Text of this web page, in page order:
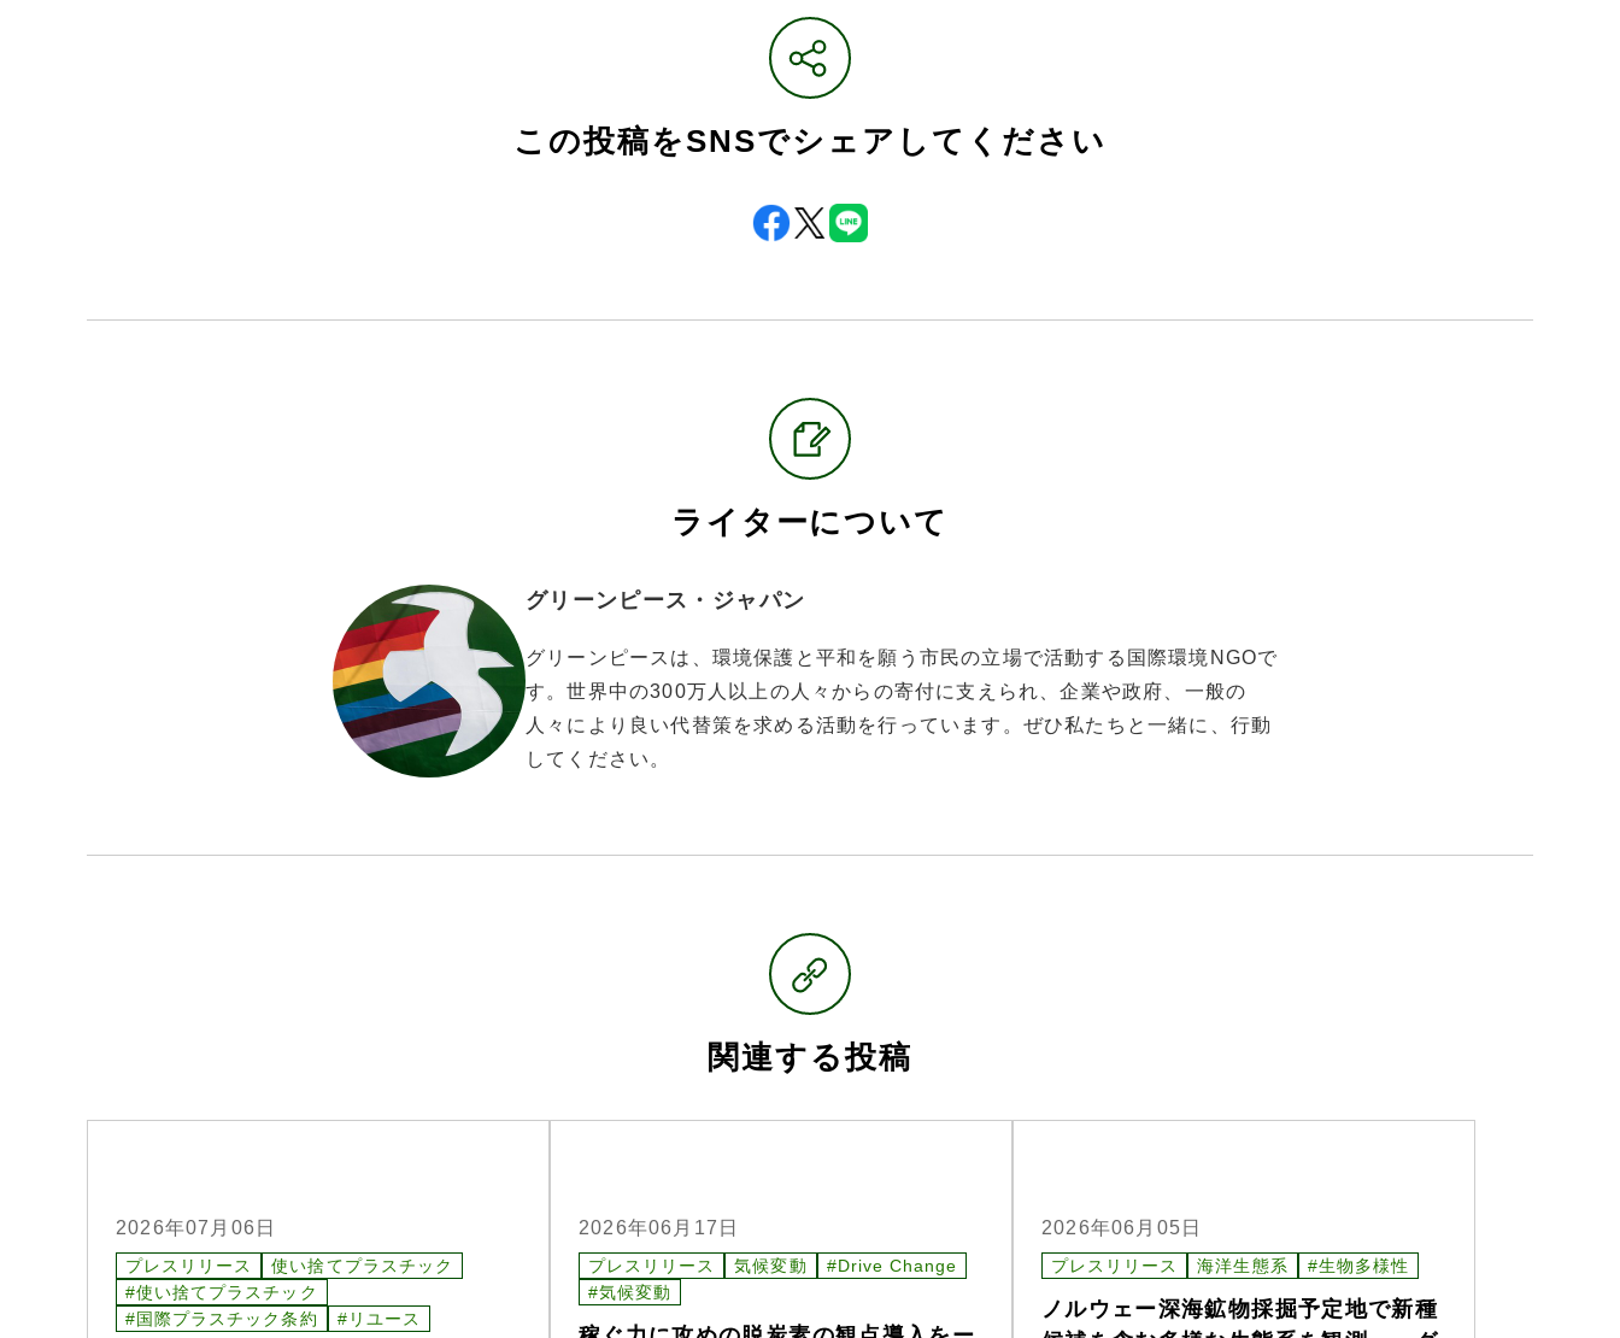
この投稿をSNSでシェアしてください
ライターについて
グリーンピース・ジャパン
グリーンピースは、環境保護と平和を願う市民の立場で活動する国際環境NGOで
す。世界中の300万人以上の人々からの寄付に支えられ、企業や政府、一般の
人々により良い代替策を求める活動を行っています。ぜひ私たちと一緒に、行動
してください。
関連する投稿
2026年07月06日
プレスリリース
使い捨てプラスチック
#使い捨てプラスチック
#国際プラスチック条約
#リユース
2026年06月17日
プレスリリース 気候変動
#Drive Change
#気候変動
2026年06月05日
プレスリリース 海洋生態系 #生物多様性
ノルウェー深海鉱物採掘予定地で新種